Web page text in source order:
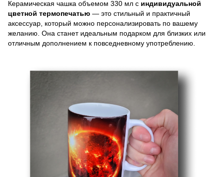
Керамическая чашка объемом 330 мл с индивидуальной
цветной термопечатью — это стильный и практичный
аксессуар, который можно персонализировать по вашему
желанию. Она станет идеальным подарком для близких или
отличным дополнением к повседневному употреблению.